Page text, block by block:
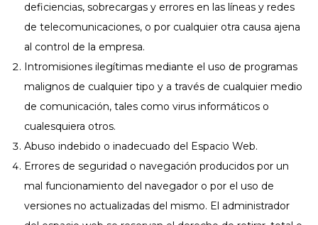
deficiencias, sobrecargas y errores en las líneas y redes
de telecomunicaciones, o por cualquier otra causa ajena
al control de la empresa.
Intromisiones ilegítimas mediante el uso de programas
malignos de cualquier tipo y a través de cualquier medio
de comunicación, tales como virus informáticos o
cualesquiera otros.
Abuso indebido o inadecuado del Espacio Web.
Errores de seguridad o navegación producidos por un
mal funcionamiento del navegador o por el uso de
versiones no actualizadas del mismo. El administrador